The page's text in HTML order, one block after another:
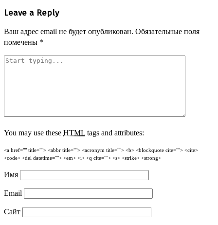
Leave a Reply
Ваш адрес email не будет опубликован. Обязательные поля
помечены *
You may use these HTML tags and attributes:
<a href="" title=""> <abbr title=""> <acronym title=""> <b> <blockquote cite=""> <cite>
<code> <del datetime=""> <em> <i> <q cite=""> <s> <strike> <strong>
Имя
Email
Сайт